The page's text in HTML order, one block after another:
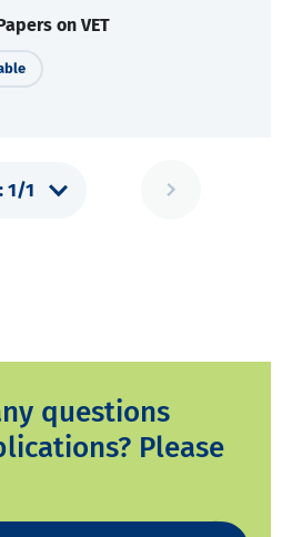
on VET
questions
Please